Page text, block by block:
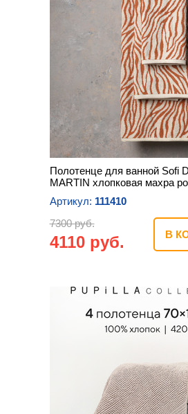
Полотенце для ванной Sofi
MARTIN хлопковая махра
Артикул: 111410
7300 руб.
4110 руб. В